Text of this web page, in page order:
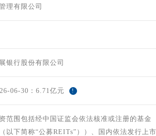
理有限公司
银行股份有限公司
06-30：6.71亿元 !
范围包括经中国证监会依法核准或注册的基
以下简称“公募REITs”））、国内依法发行上